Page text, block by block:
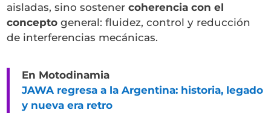
aisladas, sino sostenercoherencia con el
concepto general: fluidez, control y reducción
de interferencias mecánicas.
En Motodinamia
JAWA regresa a la Argentina: historia, legado
y nueva era retro